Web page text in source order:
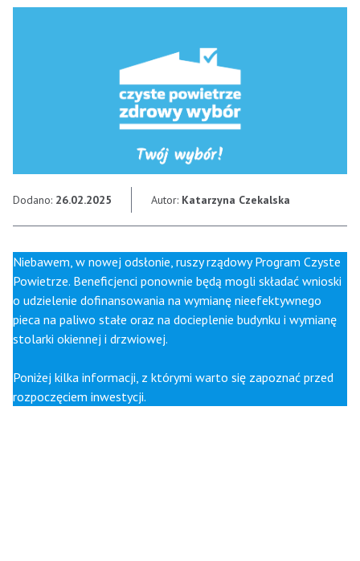
Dodano: 26.02.2025 Autor: Katarzyna Czekalska
Niebawem, w nowej odsłonie, ruszy rządowy Program Czyste
Powietrze. Beneficjenci ponownie będą mogli składać wnioski
o udzielenie dofinansowania na wymianę nieefektywnego
pieca na paliwo stałe oraz na docieplenie budynku i wymianę
stolarki okiennej i drzwiowej.
Poniżej kilka informacji, z którymi warto się zapoznać przed
rozpoczęciem inwestycji.